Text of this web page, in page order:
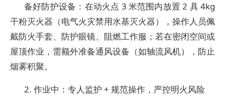
备好防护设备：在动火点 3 米范围内放置 2 具 4kg
干粉灭火器（电气火灾禁用水基灭火器），操作人员佩
戴防火手套、防护眼镜、阻燃工作服；若在密闭空间或
屋顶作业，需额外准备通风设备（如轴流风机），防止
烟雾积聚。
2. 作业中：专人监护 + 规范操作，严控明火风险